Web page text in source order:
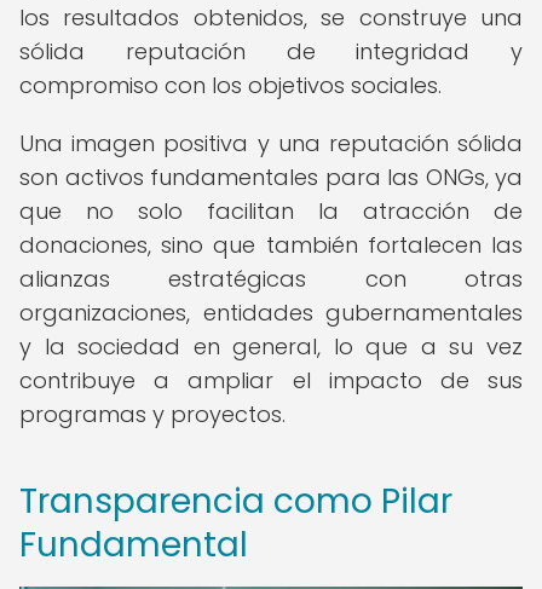
los resultados obtenidos, se construye una
sólida reputación de integridad y
compromiso con los objetivos sociales.
Una imagen positiva y una reputación sólida
son activos fundamentales para las ONGs, ya
que no solo facilitan la atracción de
donaciones, sino que también fortalecen las
alianzas estratégicas con otras
organizaciones, entidades gubernamentales
y la sociedad en general, lo que a su vez
contribuye a ampliar el impacto de sus
programas y proyectos.
Transparencia como Pilar
Fundamental